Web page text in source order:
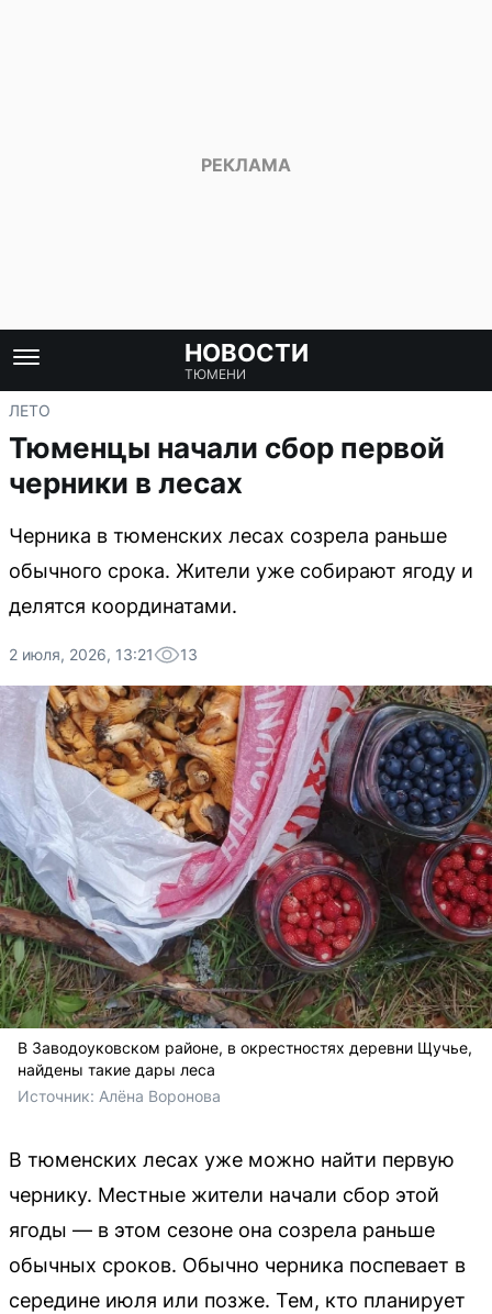
НОВОСТИ
ТЮМЕНИ
ЛЕТО
Тюменцы начали сбор первой
черники в лесах
Черника в тюменских лесах созрела раньше
обычного срока. Жители уже собирают ягоду и
делятся координатами.
2 июля, 2026, 13:21 13
В Заводоуковском районе, в окрестностях деревни Щучье,
найдены такие дары леса
Источник: Алёна Воронова
В тюменских лесах уже можно найти первую
чернику. Местные жители начали сбор этой
ягоды — в этом сезоне она созрела раньше
обычных сроков. Обычно черника поспевает в
середине июля или позже. Тем, кто планирует